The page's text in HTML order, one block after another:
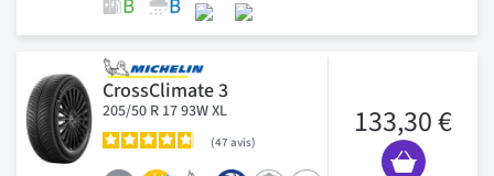
CrossClimate 3
205/50 R 17 93W XL
47 avis
133,30 €